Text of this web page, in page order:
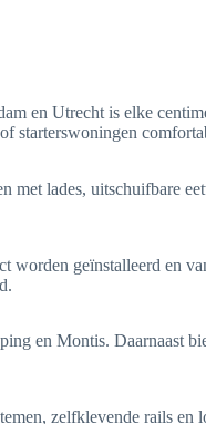
en Utrecht is elke
starterswoningen
lades, uitschuifbare
geïnstalleerd en
en Montis. Daarnaast
zelfklevende rails en